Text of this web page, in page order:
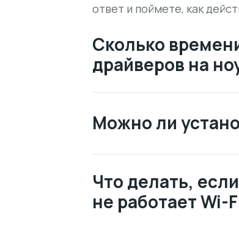
ответ и поймете, как
Сколько
драйверов на
Можно ли
Что делать,
не работает Wi-